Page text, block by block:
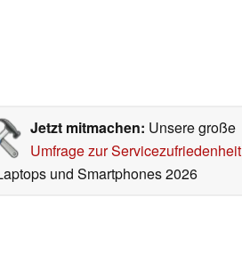
Jetzt mitmachen: Unsere große
Umfrage zur Servicezufriedenheit
und Smartphones 2026